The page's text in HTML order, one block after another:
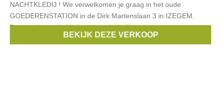
NACHTKLEDIJ ! We verwelkomen je graag in het oude
GOEDERENSTATION in de Dirk Martenslaan 3 in IZEGEM.
Dames, heren én kinderen, nachtkledij
Esprit,Noppies,Blue Bay,Vingino
BEKIJK DEZE VERKOOP